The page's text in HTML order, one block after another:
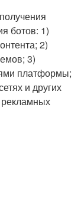
ботов: 1)
2)
3)
платформы;
и других